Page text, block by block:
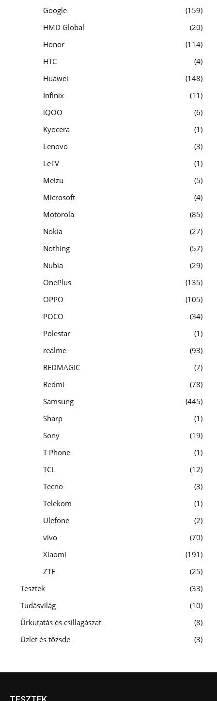
Google
159
HMD Global
20
Honor
114
HTC
4
Huawei
148
Infinix
11
iQOO
6
Kyocera
1
Lenovo
3
LeTV
1
Meizu
5
Microsoft
4
Motorola
85
Nokia
27
Nothing
57
Nubia
29
OnePlus
135
OPPO
105
POCO
34
Polestar
1
realme
93
REDMAGIC
7
Redmi
78
Samsung
445
Sharp
1
Sony
19
T Phone
1
TCL
12
Tecno
3
Telekom
1
Ulefone
2
vivo
70
Xiaomi
191
ZTE
25
Tesztek
33
Tudásvilág
10
Űrkutatás és csillagászat
8
Üzlet és tőzsde
3